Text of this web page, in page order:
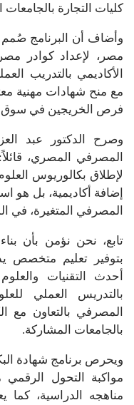
كليات التجارة بالجامعات
وأضاف أن البرنامج صُمم
مصر، لإعداد كوادر
الأكاديمي بالتدريب
مع منح شهادات مهنية
فرص الخريجين في
وصرح الدكتور عبد
المصرفي المصري،
لإطلاق بكالوريوس
إضافة أكاديمية، بل هو
المصرفي المتغيرة، في
تابع، نحن نؤمن بأن
بتوفير تعليم متخصص
أحدث التقنيات
بالتدريس العملي
المصرفي بالتعاون مع
بالجامعات المشاركة.
ويحرص برنامج شهادة
مواكبة التحول
مناهجه الدراسية، كما